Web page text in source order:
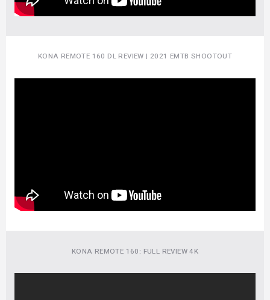
KONA REMOTE 160 DL REVIEW | 2021 EMTB SHOOTOUT
KONA REMOTE 160: FULL REVIEW 4K